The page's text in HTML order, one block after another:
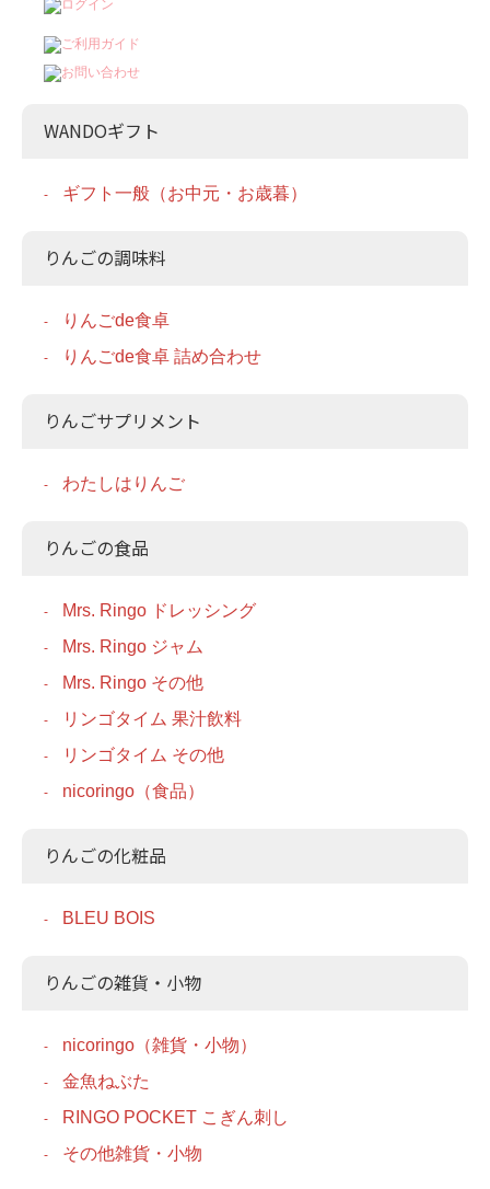
WANDOギフト
ギフト一般（お中元・お歳暮）
りんごの調味料
りんごde食卓
りんごde食卓 詰め合わせ
りんごサプリメント
わたしはりんご
りんごの食品
Mrs. Ringo ドレッシング
Mrs. Ringo ジャム
Mrs. Ringo その他
リンゴタイム 果汁飲料
リンゴタイム その他
nicoringo（食品）
りんごの化粧品
BLEU BOIS
りんごの雑貨・小物
nicoringo（雑貨・小物）
金魚ねぶた
RINGO POCKET こぎん刺し
その他雑貨・小物